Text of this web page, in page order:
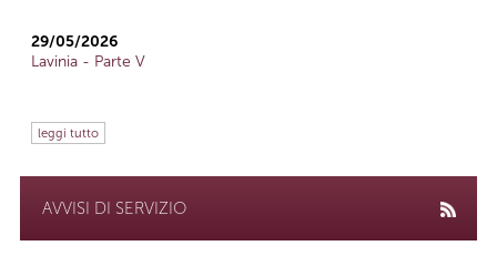
29/05/2026
Lavinia - Parte V
leggi tutto
AVVISI DI SERVIZIO